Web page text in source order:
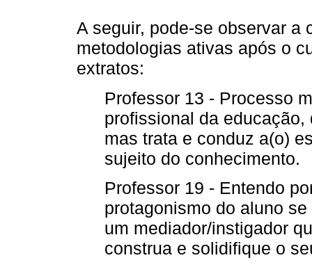
A seguir, pode-se observar a
metodologias ativas após o
extratos:
Professor 13 - Processo
profissional da
mas trata e conduz a(o)
sujeito do conhecimento.
Professor 19 - Entendo
protagonismo do aluno
um mediador/instigador
construa e solidifique o